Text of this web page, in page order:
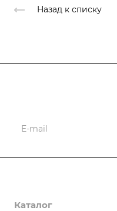
Назад к списку
О компании
Каталог